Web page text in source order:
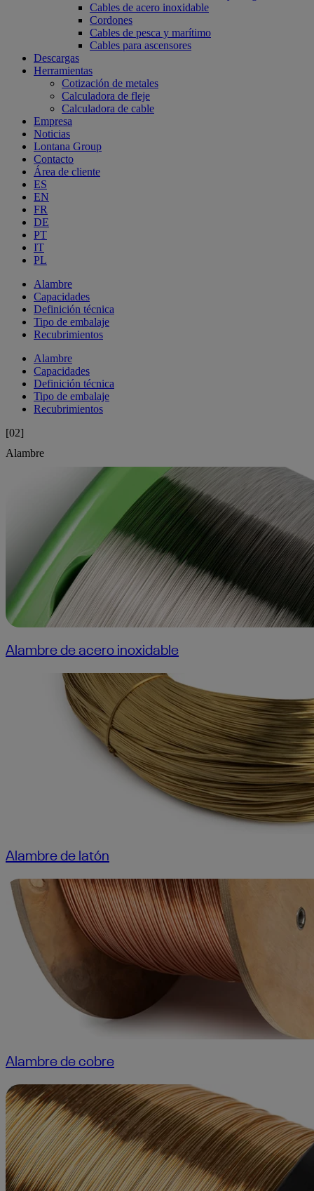
Cables de acero inoxidable
Cordones
Cables de pesca y marítimo
Cables para ascensores
Descargas
Herramientas
Cotización de metales
Calculadora de fleje
Calculadora de cable
Empresa
Noticias
Lontana Group
Contacto
Área de cliente
ES
EN
FR
DE
PT
IT
PL
Alambre
Capacidades
Definición técnica
Tipo de embalaje
Recubrimientos
Alambre
Capacidades
Definición técnica
Tipo de embalaje
Recubrimientos
[02]
Alambre
Alambre de acero inoxidable
Alambre de latón
Alambre de cobre